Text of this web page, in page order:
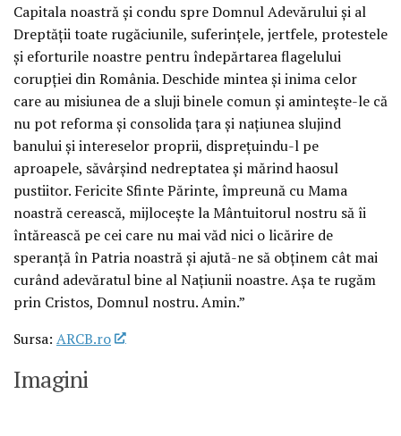
Capitala noastră şi condu spre Domnul Adevărului şi al
Dreptăţii toate rugăciunile, suferinţele, jertfele, protestele
şi eforturile noastre pentru îndepărtarea flagelului
corupţiei din România. Deschide mintea şi inima celor
care au misiunea de a sluji binele comun şi aminteşte-le că
nu pot reforma şi consolida ţara şi naţiunea slujind
banului şi intereselor proprii, dispreţuindu-l pe
aproapele, săvârşind nedreptatea şi mărind haosul
pustiitor. Fericite Sfinte Părinte, împreună cu Mama
noastră cerească, mijloceşte la Mântuitorul nostru să îi
întărească pe cei care nu mai văd nici o licărire de
speranţă în Patria noastră şi ajută-ne să obţinem cât mai
curând adevăratul bine al Naţiunii noastre. Aşa te rugăm
prin Cristos, Domnul nostru. Amin.”
Sursa: ARCB.ro
Imagini